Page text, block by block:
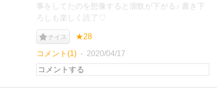
事をしてたのを想像すると溜飲が下がる♪ 書き下
ろしも楽しく読了♡
ナイス ★28
コメント(1) 2020/04/17